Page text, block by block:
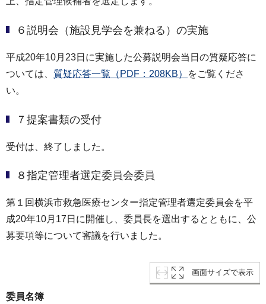
６説明会（施設見学会を兼ねる）の実施
平成20年10月23日に実施した公募説明会当日の質疑応答に
ついては、 質疑応答一覧（PDF：208KB）
をご覧くださ
い。
７提案書類の受付
受付は、終了しました。
８指定管理者選定委員会委員
第１回横浜市救急医療センター指定管理者選定委員会を平
成20年10月17日に開催し、委員長を選出するとともに、公
募要項等について審議を行いました。
画面サイズで表示
委員名簿